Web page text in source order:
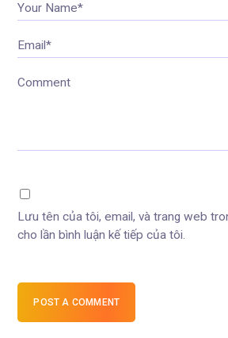
Your Name*
Email*
Comment
Lưu tên của tôi, email, và trang web
cho lần bình luận kế tiếp của tôi.
POST A COMMENT